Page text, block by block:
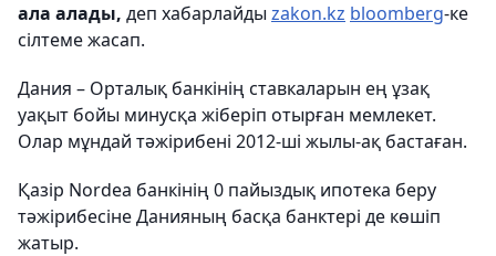
ала алады, деп хабарлайды zakon.kz bloomberg-ке
сілтеме жасап.
Дания – Орталық банкінің ставкаларын ең ұзақ
уақыт бойы минусқа жіберіп отырған мемлекет.
Олар мұндай тәжірибені 2012-ші жылы-ақ бастаған.
Қазір Nordea банкінің 0 пайыздық ипотека беру
тәжірибесіне Данияның басқа банктері де көшіп
жатыр.